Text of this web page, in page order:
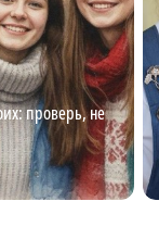
проверь, не